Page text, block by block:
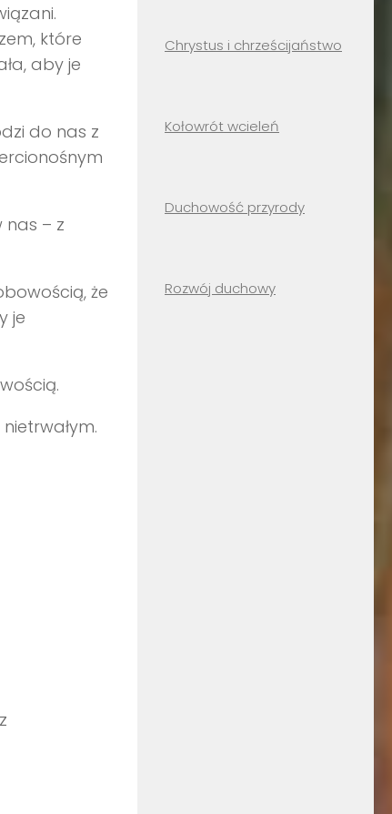
które
aby je
do nas z
nas – z
że
je
Chrystus i chrześcijaństwo
Kołowrót wcieleń
Duchowość przyrody
Rozwój duchowy